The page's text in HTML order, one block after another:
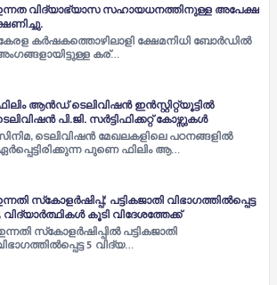
വിദ്യാഭ്യാസ സഹായധനത്തിനുള്ള അപേക്ഷ
കര്‍ഷകത്തൊഴിലാളി ക്ഷേമനിധി ബോര്‍ഡില്‍
കര്…
ആൻഡ് ടെലിവിഷൻ ഇൻസ്റ്റിറ്റ്യൂട്ടില്‍
പി.ജി. സര്‍ട്ടിഫിക്കറ്റ് കോഴ്സുകള്‍
ടെലിവിഷൻ മേഖലകളിലെ പഠനങ്ങളില്‍
പുണെ ഫിലിം ആ…
സ്‌കോളര്‍ഷിപ്പ്; പട്ടികജാതി വിഭാഗത്തില്‍പ്പെട്ട
വിദ്യാര്‍ത്ഥികള്‍ കൂടി വിദേശത്തേക്ക്
സ്‌കോളര്‍ഷിപ്പില്‍ പട്ടികജാതി
5 വിദ്യ…